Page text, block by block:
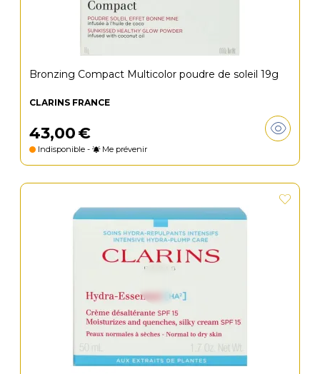
Bronzing Compact Multicolor poudre de soleil 19g
CLARINS FRANCE
43,00€
Indisponible - Me prévenir